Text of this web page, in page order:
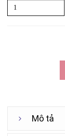
Mô tả